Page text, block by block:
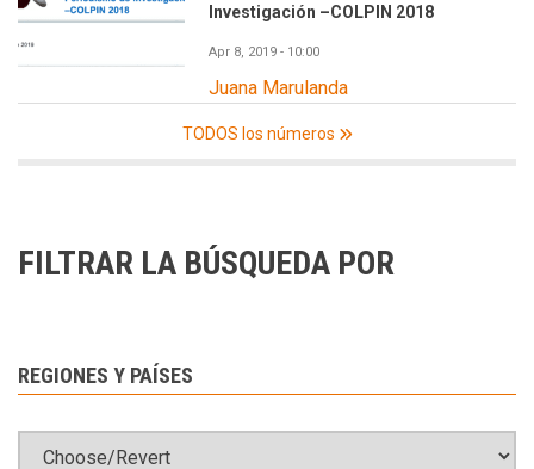
Investigación –COLPIN 2018
Apr 8, 2019 - 10:00
Juana Marulanda
TODOS los números
FILTRAR LA BÚSQUEDA POR
REGIONES Y PAÍSES